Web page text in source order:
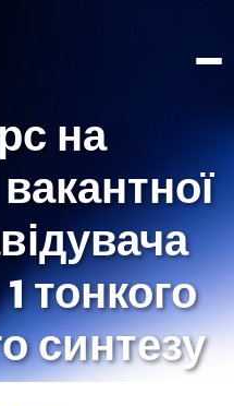
на
тонкого
синтезу